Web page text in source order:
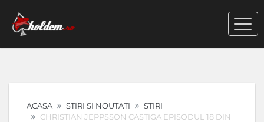
ACASA STIRI SI NOUTATI
STIRI
CHRISTIAN JEPPSSON CASTIGA EPISODUL 18 DIN